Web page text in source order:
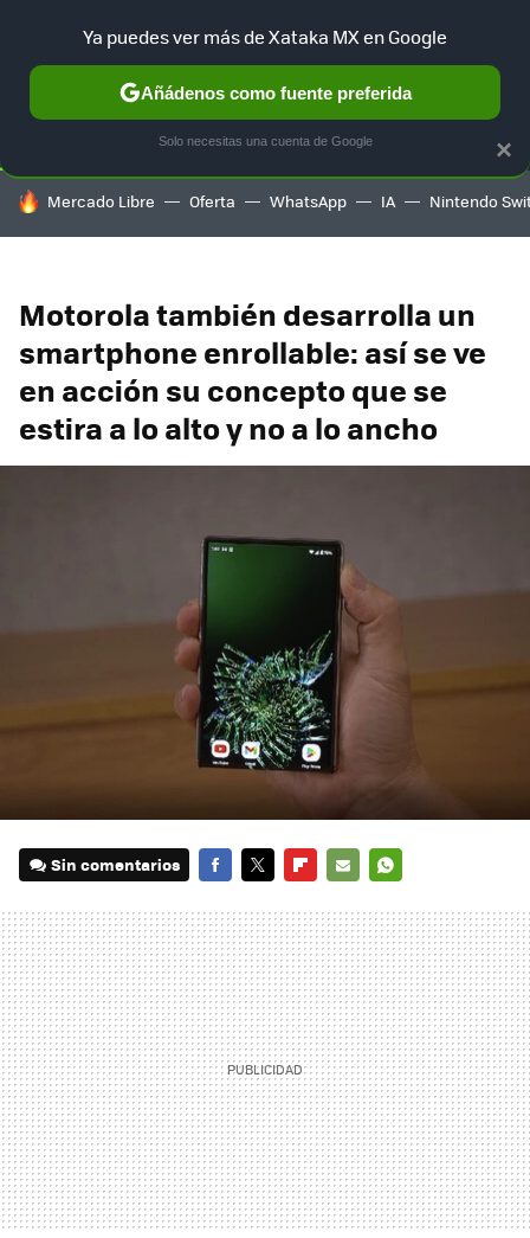
SELECCIÓN GAMING HOME AUTO TERRITORIO
HOY SE HABLA DE
Mercado Libre Oferta WhatsApp IA Nintendo
Motorola también desarrolla un
smartphone enrollable: así se ve
en acción su concepto que se
estira a lo alto y no a lo ancho
Sin comentarios
MAIL
×
Ya puedes ver más de Xataka MX en Google
Añádenos como fuente preferida
Solo necesitas una cuenta de Google